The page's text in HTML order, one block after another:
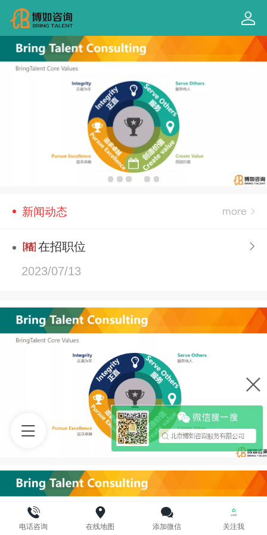
新闻动态
在招职位
2023/07/13
电话咨询 在线地图 添加微信 关注我